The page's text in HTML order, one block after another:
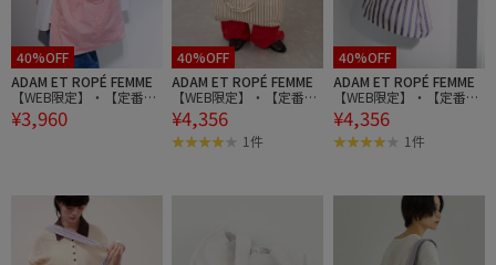
40%OFF
ADAM ET ROPÉ FEMME
【WEB限定】・【定番】
ギャザー2WAYミドルシ
ョルダーバッグ
¥3,960
40%OFF
ADAM ET ROPÉ FEMME
【WEB限定】・【定番】
ギャザー2WAYショルダ
ーバッグ
¥4,356
1件
40%OFF
ADAM ET ROPÉ FEMME
【WEB限定】・【定番】
ギャザー2WAYショルダ
ーバッグ
¥4,356
1件